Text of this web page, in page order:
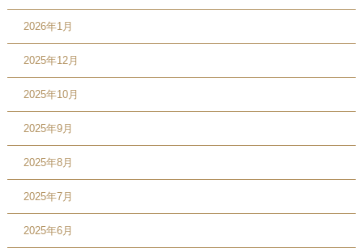
2026年1月
2025年12月
2025年10月
2025年9月
2025年8月
2025年7月
2025年6月